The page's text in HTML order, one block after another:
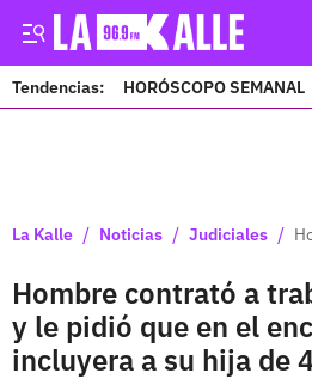
Tendencias: HORÓSCOPO SEMANAL
La Kalle / Noticias / Judiciales /
Hombre contrató a
y le pidió que en el
incluyera a su hija de